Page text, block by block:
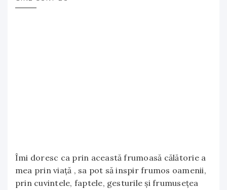
Îmi doresc ca prin această frumoasă călătorie a
mea prin viață , sa pot să inspir frumos oamenii,
prin cuvintele, faptele, gesturile și frumusețea